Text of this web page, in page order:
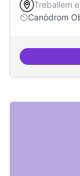
Treballem
Canòdrom